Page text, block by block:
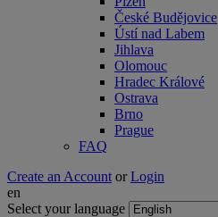
České Budějovice
Ústí nad Labem
Jihlava
Olomouc
Hradec Králové
Ostrava
Brno
Prague
FAQ
Create an Account or Login
en
Select your language